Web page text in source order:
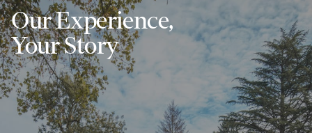
Our Experience,
Your Story